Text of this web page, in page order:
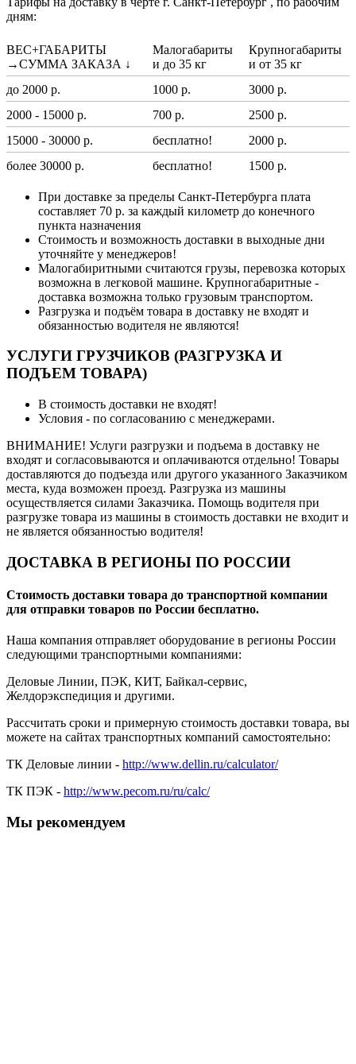
дням:
ВЕС+ГАБАРИТЫ
→СУММА ЗАКАЗА ↓
Малогабариты
и до 35 кг
Крупногабариты
и от 35 кг
до 2000 р.
1000 р.
3000 р.
2000 - 15000 р.
700 р.
2500 р.
15000 - 30000 р.
бесплатно!
2000 р.
более 30000 р.
бесплатно! 1500 р.
При доставке за пределы Санкт-Петербурга плата
составляет 70 р. за каждый километр до конечного
пункта назначения
Стоимость и возможность доставки в выходные дни
уточняйте у менеджеров!
Малогабиритными считаются грузы, перевозка которых
возможна в легковой машине. Крупногабаритные -
доставка возможна только грузовым транспортом.
Разгрузка и подъём товара в доставку не входят и
обязанностью водителя не являются!
УСЛУГИ ГРУЗЧИКОВ (РАЗГРУЗКА И
ПОДЪЕМ ТОВАРА)
В стоимость доставки не входят!
Условия - по согласованию с менеджерами.
ВНИМАНИЕ! Услуги разгрузки и подъема в доставку не
входят и согласовываются и оплачиваются отдельно! Товары
доставляются до подъезда или другого указанного Заказчиком
места, куда возможен проезд. Разгрузка из машины
осуществляется силами Заказчика. Помощь водителя при
разгрузке товара из машины в стоимость доставки не входит и
не является обязанностью водителя!
ДОСТАВКА В РЕГИОНЫ ПО РОССИИ
Стоимость доставки товара до транспортной компании
для отправки товаров по России бесплатно.
Наша компания отправляет оборудование в регионы России
следующими транспортными компаниями:
Деловые Линии, ПЭК, КИТ, Байкал-сервис,
Желдорэкспедиция и другими.
Рассчитать сроки и примерную стоимость доставки товара, вы
можете на сайтах транспортных компаний самостоятельно:
ТК Деловые линии - http://www.dellin.ru/calculator/
ТК ПЭК - http://www.pecom.ru/ru/calc/
Мы рекомендуем